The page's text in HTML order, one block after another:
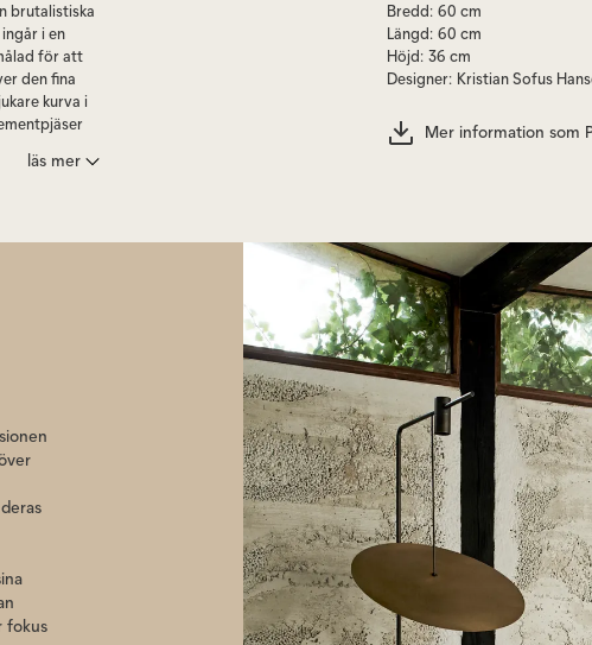
brutalistiska
i en
för att
den fina
kurva i
läs mer
Bredd: 60 cm
Längd: 60 cm
Höjd: 36 cm
Designer: Kristian Sofus
Mer information som
fokus